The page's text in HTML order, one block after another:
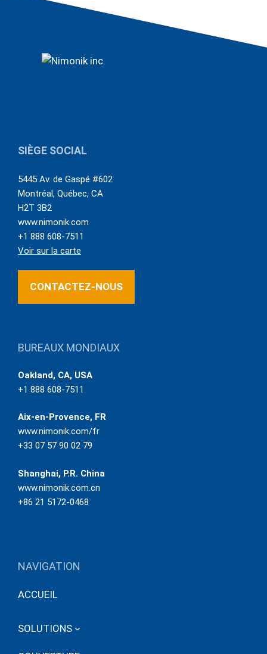
SIÈGE SOCIAL
5445 Av. de Gaspé #602
Montréal, Québec, CA
H2T 3B2
www.nimonik.com
+1 888 608-7511
Voir sur la carte
CONTACTEZ-NOUS
BUREAUX MONDIAUX
Oakland, CA, USA
+1 888 608-7511
Aix-en-Provence, FR
www.nimonik.com/fr
+33 07 57 90 02 79
Shanghai, P.R. China
www.nimonik.com.cn
+86 21 5172-0468
NAVIGATION
ACCUEIL
SOLUTIONS